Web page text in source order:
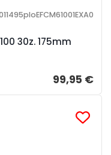
30z. 175mm
99,95 €